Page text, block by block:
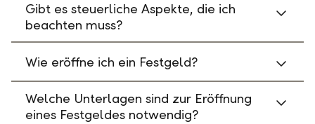
Gibt es steuerliche Aspekte, die ich
beachten muss?
Wie eröffne ich ein Festgeld?
Welche Unterlagen sind zur Eröffnung
eines Festgeldes notwendig?